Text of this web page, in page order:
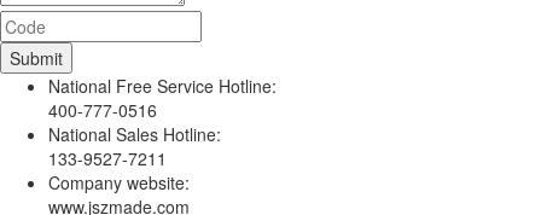
National Free Service Hotline:
400-777-0516
National Sales Hotline:
133-9527-7211
Company website:
www.jszmade.com